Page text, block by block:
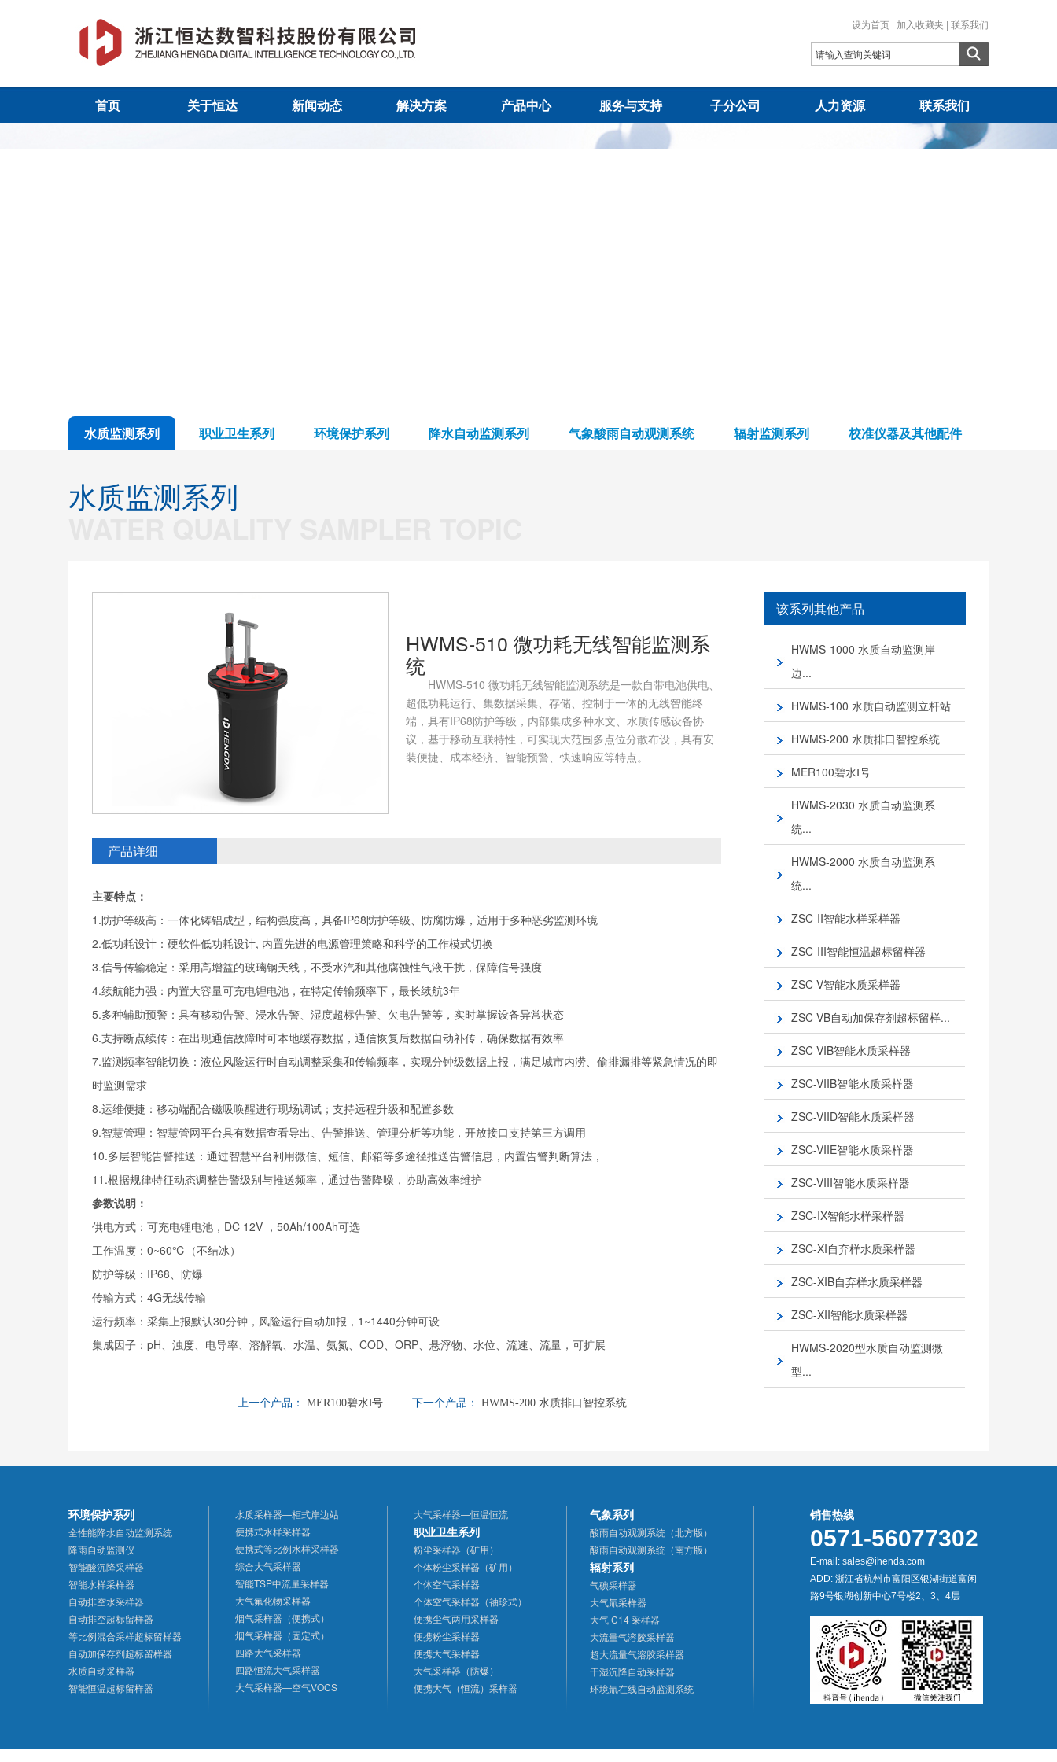
设为首页 | 加入收藏夹 | 联系我们
首页 关于恒达 新闻动态 解决方案 产品中心 服务与支持 子分公司 人力资源 联系我们
水质监测系列 职业卫生系列 环境保护系列 降水自动监测系列 气象酸雨自动观测系统 辐射监测系列 校准仪器及其他配件
水质监测系列
HWMS-510 微功耗无线智能监测系
统
HWMS-510 微功耗无线智能监测系统是一款自带电池供电、
超低功耗运行、集数据采集、存储、控制于一体的无线智能终
端，具有IP68防护等级，内部集成多种水文、水质传感设备协
议，基于移动互联特性，可实现大范围多点位分散布设，具有安
装便捷、成本经济、智能预警、快速响应等特点。
产品详细
主要特点：
1.防护等级高：一体化铸铝成型，结构强度高，具备IP68防护等级、防腐防爆，适用于多种恶劣监测环境
2.低功耗设计：硬软件低功耗设计, 内置先进的电源管理策略和科学的工作模式切换
3.信号传输稳定：采用高增益的玻璃钢天线，不受水汽和其他腐蚀性气液干扰，保障信号强度
4.续航能力强：内置大容量可充电锂电池，在特定传输频率下，最长续航3年
5.多种辅助预警：具有移动告警、浸水告警、湿度超标告警、欠电告警等，实时掌握设备异常状态
6.支持断点续传：在出现通信故障时可本地缓存数据，通信恢复后数据自动补传，确保数据有效率
7.监测频率智能切换：液位风险运行时自动调整采集和传输频率，实现分钟级数据上报，满足城市内涝、 偷排漏排等紧急情况的即
时监测需求
8.运维便捷：移动端配合磁吸唤醒进行现场调试；支持远程升级和配置参数
9.智慧管理：智慧管网平台具有数据查看导出、告警推送、管理分析等功能，开放接口支持第三方调用
10.多层智能告警推送：通过智慧平台利用微信、短信、邮箱等多途径推送告警信息，内置告警判断算法，
11.根据规律特征动态调整告警级别与推送频率，通过告警降噪，协助高效率维护
参数说明：
供电方式：可充电锂电池，DC 12V ，50Ah/100Ah可选
工作温度：0~60℃（不结冰）
防护等级：IP68、防爆
传输方式：4G无线传输
运行频率：采集上报默认30分钟，风险运行自动加报，1~1440分钟可设
集成因子：pH、浊度、电导率、溶解氧、水温、氨氮、COD、ORP、悬浮物、水位、流速、流量，可扩展
上一个产品： MER100碧水Ⅰ号 下一个产品： HWMS-200 水质排口智控系统
该系列其他产品
HWMS-1000 水质自动监测岸
边...
HWMS-100 水质自动监测立杆站
HWMS-200 水质排口智控系统
MER100碧水Ⅰ号
HWMS-2030 水质自动监测系
统...
HWMS-2000 水质自动监测系
统...
ZSC-II智能水样采样器
ZSC-III智能恒温超标留样器
ZSC-V智能水质采样器
ZSC-VB自动加保存剂超标留样...
ZSC-VIB智能水质采样器
ZSC-VIIB智能水质采样器
ZSC-VIID智能水质采样器
ZSC-VIIE智能水质采样器
ZSC-VIII智能水质采样器
ZSC-IX智能水样采样器
ZSC-XI自弃样水质采样器
ZSC-XIB自弃样水质采样器
ZSC-XII智能水质采样器
HWMS-2020型水质自动监测微
型...
环境保护系列
全性能降水自动监测系统
降雨自动监测仪
智能酸沉降采样器
智能水样采样器
自动排空水采样器
自动排空超标留样器
等比例混合采样超标留样器
自动加保存剂超标留样器
水质自动采样器
智能恒温超标留样器
水质采样器—柜式岸边站
便携式水样采样器
便携式等比例水样采样器
综合大气采样器
智能TSP中流量采样器
大气氟化物采样器
烟气采样器（便携式）
烟气采样器（固定式）
四路大气采样器
四路恒流大气采样器
大气采样器—空气VOCS
大气采样器—恒温恒流
职业卫生系列
粉尘采样器（矿用）
个体粉尘采样器（矿用）
个体空气采样器
个体空气采样器（袖珍式）
便携尘气两用采样器
便携粉尘采样器
便携大气采样器
大气采样器（防爆）
便携大气（恒流）采样器
气象系列
酸雨自动观测系统（北方版）
酸雨自动观测系统（南方版）
辐射系列
气碘采样器
大气氚采样器
大气 C14 采样器
大流量气溶胶采样器
超大流量气溶胶采样器
干湿沉降自动采样器
环境氚在线自动监测系统
销售热线
0571-56077302
E-mail: sales@ihenda.com
ADD: 浙江省杭州市富阳区银湖街道富闲
路9号银湖创新中心7号楼2、3、4层